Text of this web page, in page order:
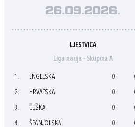
26.09.2026.
LJESTVICA
Liga nacija - Skupina A
1. ENGLESKA 0
2. HRVATSKA 0
3. ČEŠKA 0
4. ŠPANJOLSKA 0